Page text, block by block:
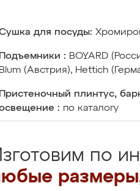
для посуды:
Подъемники : BOYARD
Blum (Австрия), Hettich
Пристеночный плинтус,
: по каталогу
по